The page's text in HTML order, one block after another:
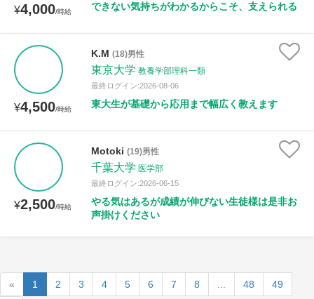
¥4,000/時給 できない気持ちがわかるからこそ、支えられる
¥4,500/時給
K.M (18)男性
東京大学 教養学部理科一類
最終ログイン:2026-08-06
東大生が基礎から応用まで幅広く教えます
¥2,500/時給
Motoki (19)男性
千葉大学 医学部
最終ログイン:2026-06-15
やる気はあるが成績が伸びない生徒様は是非お
声掛けください
« 1 2 3 4 5 6 7 8 48 49